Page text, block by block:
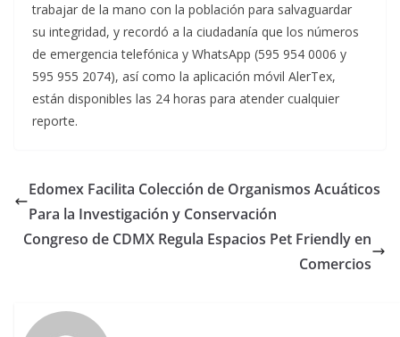
trabajar de la mano con la población para salvaguardar
su integridad, y recordó a la ciudadanía que los números
de emergencia telefónica y WhatsApp (595 954 0006 y
595 955 2074), así como la aplicación móvil AlerTex,
están disponibles las 24 horas para atender cualquier
reporte.
Edomex Facilita Colección de Organismos Acuáticos
Para la Investigación y Conservación
Congreso de CDMX Regula Espacios Pet Friendly en
Comercios